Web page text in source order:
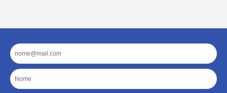
Email
Nome